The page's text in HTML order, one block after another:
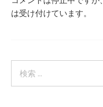
は受け付けています。